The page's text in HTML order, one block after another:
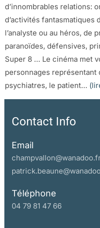
d’innombrables relations:
d’activités fantasmatiques
l’analyste ou au héros, de
paranoïdes, défensives,
Super 8 … Le cinéma met
personnages représentant
psychiatres, le patient…
Contact Info
Email
Téléphone
04 79 81 47 66